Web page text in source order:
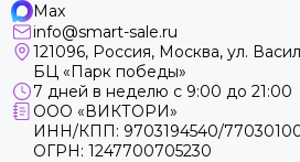
Max
info@smart-sale.ru
121096, Россия, Москва, ул.
БЦ «Парк победы»
7 дней в неделю с 9:00 до 21:00
ООО «ВИКТОРИ»
ИНН/КПП: 9703194540/
ОГРН: 1247700705230